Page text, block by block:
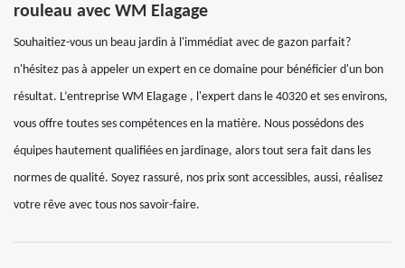
rouleau avec WM Elagage
Souhaitiez-vous un beau jardin à l'immédiat avec de gazon parfait?
n'hésitez pas à appeler un expert en ce domaine pour bénéficier d'un bon
résultat. L’entreprise WM Elagage , l'expert dans le 40320 et ses environs,
vous offre toutes ses compétences en la matière. Nous possédons des
équipes hautement qualifiées en jardinage, alors tout sera fait dans les
normes de qualité. Soyez rassuré, nos prix sont accessibles, aussi, réalisez
votre rêve avec tous nos savoir-faire.